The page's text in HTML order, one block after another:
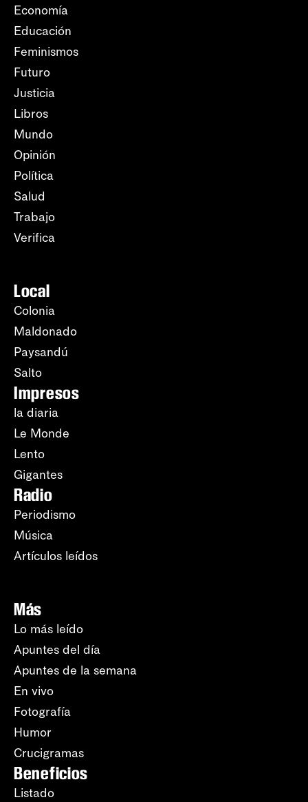
Economía
Educación
Feminismos
Futuro
Justicia
Libros
Mundo
Opinión
Política
Salud
Trabajo
Verifica
Local
Colonia
Maldonado
Paysandú
Salto
Impresos
la diaria
Le Monde
Lento
Gigantes
Radio
Periodismo
Música
Artículos leídos
Más
Lo más leído
Apuntes del día
Apuntes de la semana
En vivo
Fotografía
Humor
Crucigramas
Beneficios
Listado